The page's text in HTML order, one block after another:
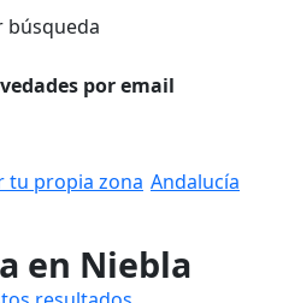
búsqueda
por email
tu propia zona Andalucía
en Niebla